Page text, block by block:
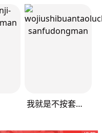
我就是不按套路出牌（套路王）